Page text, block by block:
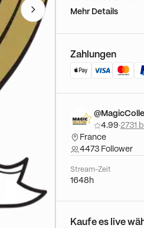
Comics + 1
club préféré sur
Numérotées !
Mehr Details
Zahlungen
4.99·2731
France
4473 Follower
Stream-Zeit
1648h
Kaufe es live